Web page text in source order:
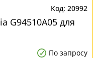
20992
G94510A05 для
По запросу